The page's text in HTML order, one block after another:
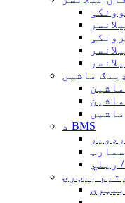
ماشین
د BMS
بیټرۍ